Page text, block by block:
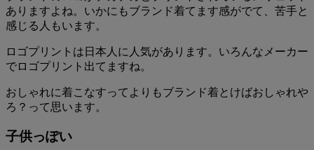
ありますよね。いかにもブランド着てます感がでて、苦手と
感じる人もいます。
ロゴプリントは日本人に人気があります。いろんなメーカー
でロゴプリント出てますね。
おしゃれに着こなすってよりもブランド着とけばおしゃれや
ろ？って思います。
子供っぽい